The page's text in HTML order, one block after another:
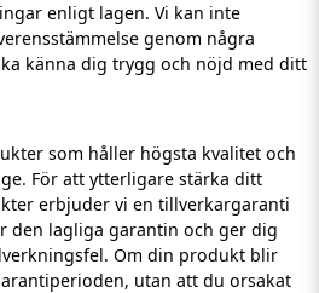
enligt lagen. Vi kan inte
genom några
känna dig trygg och nöjd med ditt
som håller högsta kvalitet och
För att ytterligare stärka ditt
erbjuder vi en tillverkargaranti
den lagliga garantin och ger dig
Om din produkt blir
utan att du orsakat